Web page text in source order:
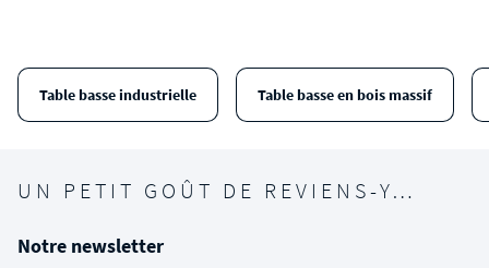
Table basse industrielle Table basse en bois massif
UN PETIT GOÛT DE REVIENS-Y…
Notre newsletter